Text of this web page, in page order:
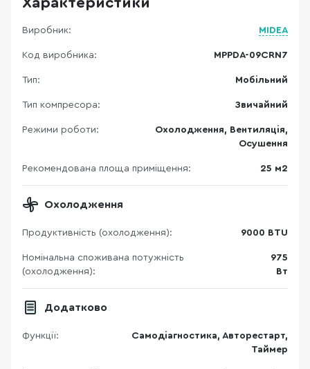
Виробник: MIDEA
Код виробника: MPPDA-09CRN7
Тип: Мобільний
Тип компресора: Звичайний
Режими роботи:
Охолодження, Вентиляція,
Осушення
Рекомендована площа приміщення: 25 м2
Охолодження
Продуктивність (охолодження): 9000 BTU
Номінальна споживана потужність
(охолодження):
975
Вт
Додатково
Функції:
Самодіагностика, Авторестарт,
Таймер